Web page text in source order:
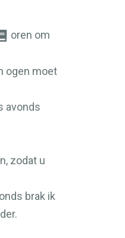
oren om
ogen moet
avonds
zodat u
brak ik